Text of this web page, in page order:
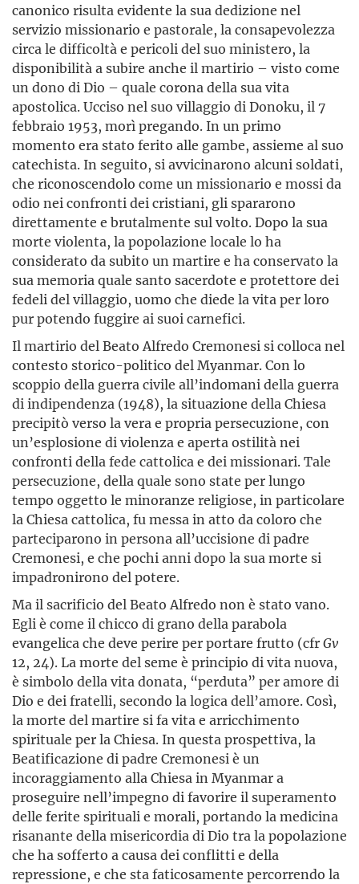
canonico risulta evidente la sua dedizione nel
servizio missionario e pastorale, la consapevolezza
circa le difficoltà e pericoli del suo ministero, la
disponibilità a subire anche il martirio – visto come
un dono di Dio – quale corona della sua vita
apostolica. Ucciso nel suo villaggio di Donoku, il 7
febbraio 1953, morì pregando. In un primo
momento era stato ferito alle gambe, assieme al suo
catechista. In seguito, si avvicinarono alcuni soldati,
che riconoscendolo come un missionario e mossi da
odio nei confronti dei cristiani, gli spararono
direttamente e brutalmente sul volto. Dopo la sua
morte violenta, la popolazione locale lo ha
considerato da subito un martire e ha conservato la
sua memoria quale santo sacerdote e protettore dei
fedeli del villaggio, uomo che diede la vita per loro
pur potendo fuggire ai suoi carnefici.
Il martirio del Beato Alfredo Cremonesi si colloca nel
contesto storico-politico del Myanmar. Con lo
scoppio della guerra civile all’indomani della guerra
di indipendenza (1948), la situazione della Chiesa
precipitò verso la vera e propria persecuzione, con
un’esplosione di violenza e aperta ostilità nei
confronti della fede cattolica e dei missionari. Tale
persecuzione, della quale sono state per lungo
tempo oggetto le minoranze religiose, in particolare
la Chiesa cattolica, fu messa in atto da coloro che
parteciparono in persona all’uccisione di padre
Cremonesi, e che pochi anni dopo la sua morte si
impadronirono del potere.
Ma il sacrificio del Beato Alfredo non è stato vano.
Egli è come il chicco di grano della parabola
evangelica che deve perire per portare frutto (cfrGv
12, 24). La morte del seme è principio di vita nuova,
è simbolo della vita donata, “perduta” per amore di
Dio e dei fratelli, secondo la logica dell’amore. Così,
la morte del martire si fa vita e arricchimento
spirituale per la Chiesa. In questa prospettiva, la
Beatificazione di padre Cremonesi è un
incoraggiamento alla Chiesa in Myanmar a
proseguire nell’impegno di favorire il superamento
delle ferite spirituali e morali, portando la medicina
risanante della misericordia di Dio tra la popolazione
che ha sofferto a causa dei conflitti e della
repressione, e che sta faticosamente percorrendo la